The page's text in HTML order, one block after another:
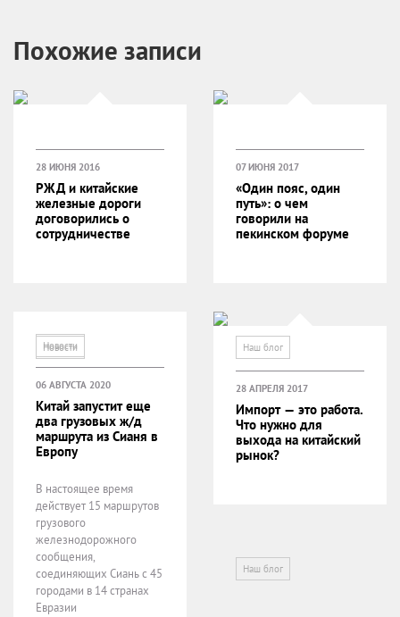
Похожие записи
Новости
28 ИЮНЯ 2016
РЖД и китайские
железные дороги
договорились о
сотрудничестве
Наш блог
07 ИЮНЯ 2017
«Один пояс, один
путь»: о чем
говорили на
пекинском форуме
Новости
06 АВГУСТА 2020
Китай запустит еще
два грузовых ж/д
маршрута из Сианя в
Европу
В настоящее время
действует 15 маршрутов
грузового
железнодорожного
сообщения,
соединяющих Сиань с 45
городами в 14 странах
Евразии
Наш блог
28 АПРЕЛЯ 2017
Импорт — это работа.
Что нужно для
выхода на китайский
рынок?